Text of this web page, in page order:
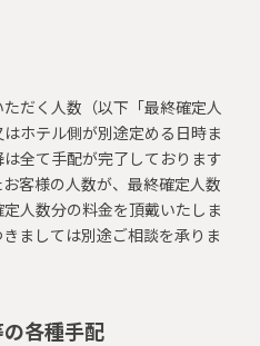
だく人数（以下「最終確定人
ホテル側が別途定める日時ま
全て手配が完了しております
客様の人数が、最終確定人数
人数分の料金を頂戴いたしま
ましては別途ご相談を承りま
各種手配